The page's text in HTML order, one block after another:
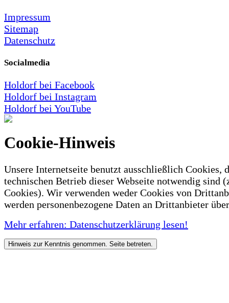
Impressum
Sitemap
Datenschutz
Socialmedia
Holdorf bei Facebook
Holdorf bei Instagram
Holdorf bei YouTube
Cookie-Hinweis
Unsere Internetseite benutzt ausschließlich Cookies,
technischen Betrieb dieser Webseite notwendig sind
Cookies). Wir verwenden weder Cookies von
werden personenbezogene Daten an Drittanbieter
Mehr erfahren: Datenschutzerklärung lesen!
Hinweis zur Kenntnis genommen. Seite betreten.